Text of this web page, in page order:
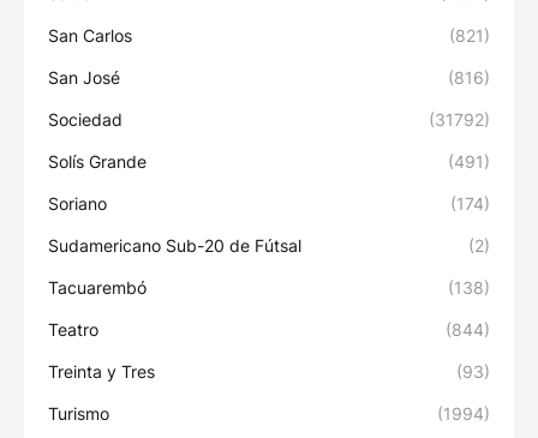
San Carlos (821)
San José (816)
Sociedad (31792)
Solís Grande (491)
Soriano (174)
Sudamericano Sub-20 de Fútsal (2)
Tacuarembó (138)
Teatro (844)
Treinta y Tres (93)
Turismo (1994)